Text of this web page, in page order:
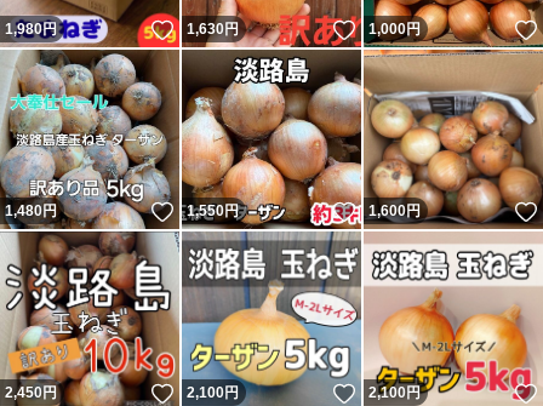
1,980円 いいね！
1,630円 いいね！
1,000円
1,480円 いいね！
1,550円 いいね！
1,600円
2,450円 いいね！
2,100円 いいね！
2,100円